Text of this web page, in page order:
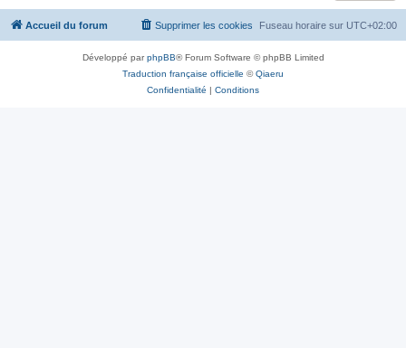
Accueil du forum Fuseau horaire sur UTC+02:00
Supprimer les cookies
Développé parphpBB® Forum Software © phpBB Limited
Traduction française officielle ©Qiaeru
Confidentialité | Conditions